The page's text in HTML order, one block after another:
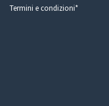
Termini e condizioni*